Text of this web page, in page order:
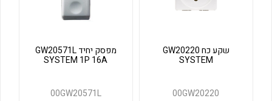
שקע כח GW20220
SYSTEM
00GW20220
מפסק יחיד GW20571L
SYSTEM 1P 16A
00GW20571L